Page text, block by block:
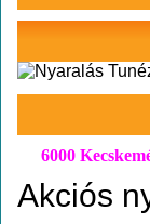
6000
Akciós